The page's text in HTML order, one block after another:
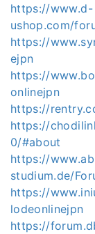
https://www.d-
ushop.com/
https://
ejpn
https://
onlinejpn
https://
https://
0/#about
https://
studium.de/
https://
lodeonlinejpn
https://